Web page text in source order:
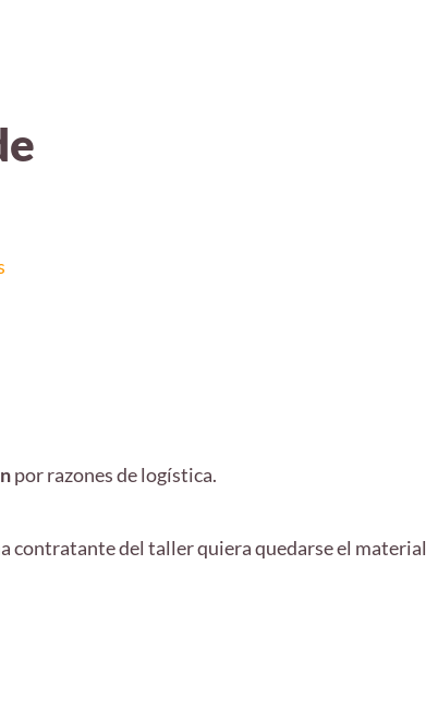
por razones de logística.
contratante del taller quiera quedarse el material